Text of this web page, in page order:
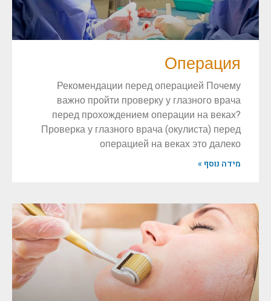
Операция
Рекомендации перед операцией Почему
важно пройти проверку у глазного врача
перед прохождением операции на веках?
Проверка у глазного врача (окулиста) перед
операцией на веках это далеко
מידה נוסף »